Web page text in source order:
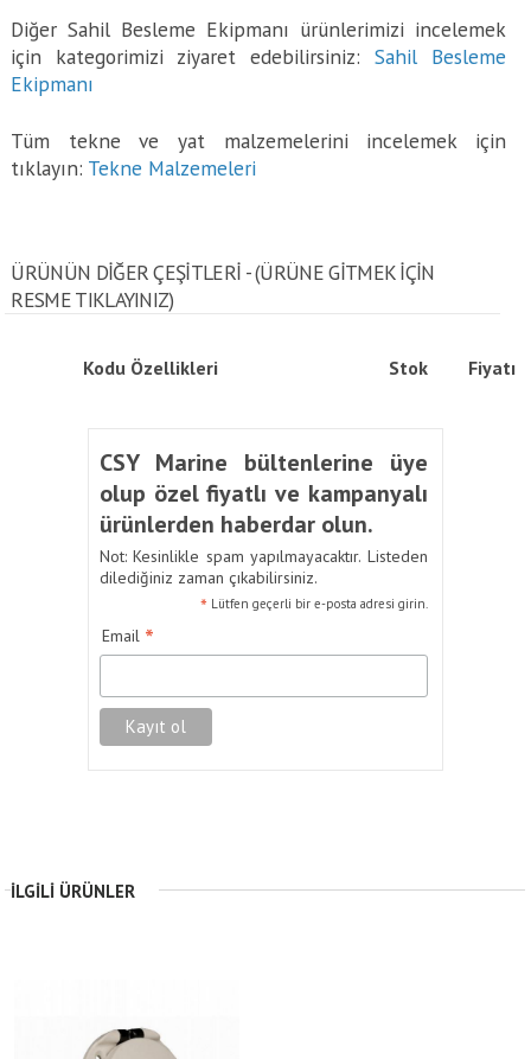
Diğer Sahil Besleme Ekipmanı ürünlerimizi incelemek
için kategorimizi ziyaret edebilirsiniz: Sahil Besleme
Ekipmanı
Tüm tekne ve yat malzemelerini incelemek için
tıklayın: Tekne Malzemeleri
ÜRÜNÜN DİĞER ÇEŞİTLERİ - (ÜRÜNE GITMEK IÇIN
RESME TIKLAYINIZ)
Kodu Özellikleri Stok Fiyatı
CSY Marine bültenlerine üye
olup özel fiyatlı ve kampanyalı
ürünlerden haberdar olun.
Not: Kesinlikle spam yapılmayacaktır. Listeden
dilediğiniz zaman çıkabilirsiniz.
* Lütfen geçerli bir e-posta adresi girin.
Email *
İLGILI ÜRÜNLER